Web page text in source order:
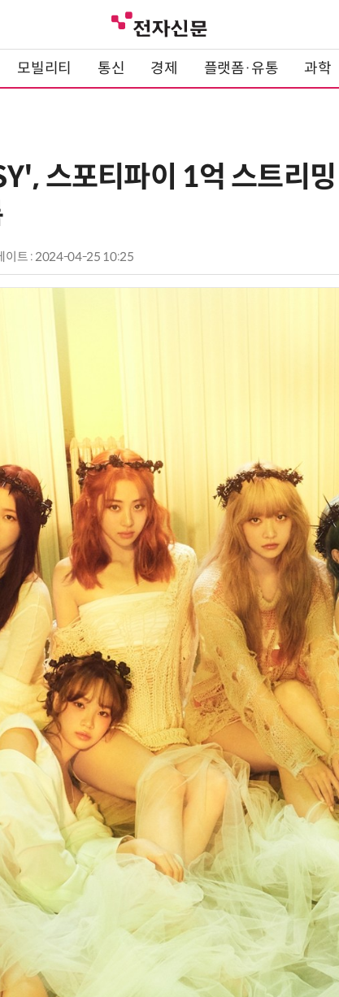
모빌리티 통신 경제 플랫폼·유통 과학
스포티파이 1억 스트리
이트 : 2024-04-25 10:25